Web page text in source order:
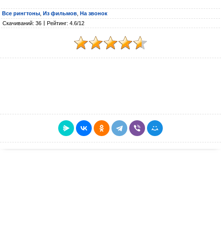
Все рингтоны Из фильмов На звонок
Скачиваний: 36
Рейтинг: 4.6/12